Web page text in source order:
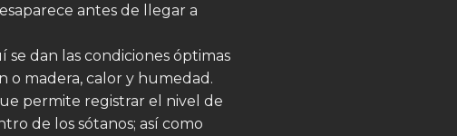
antes de llegar a
dan las condiciones óptimas
o madera, calor y humedad.
permite registrar el nivel de
de los sótanos; así como